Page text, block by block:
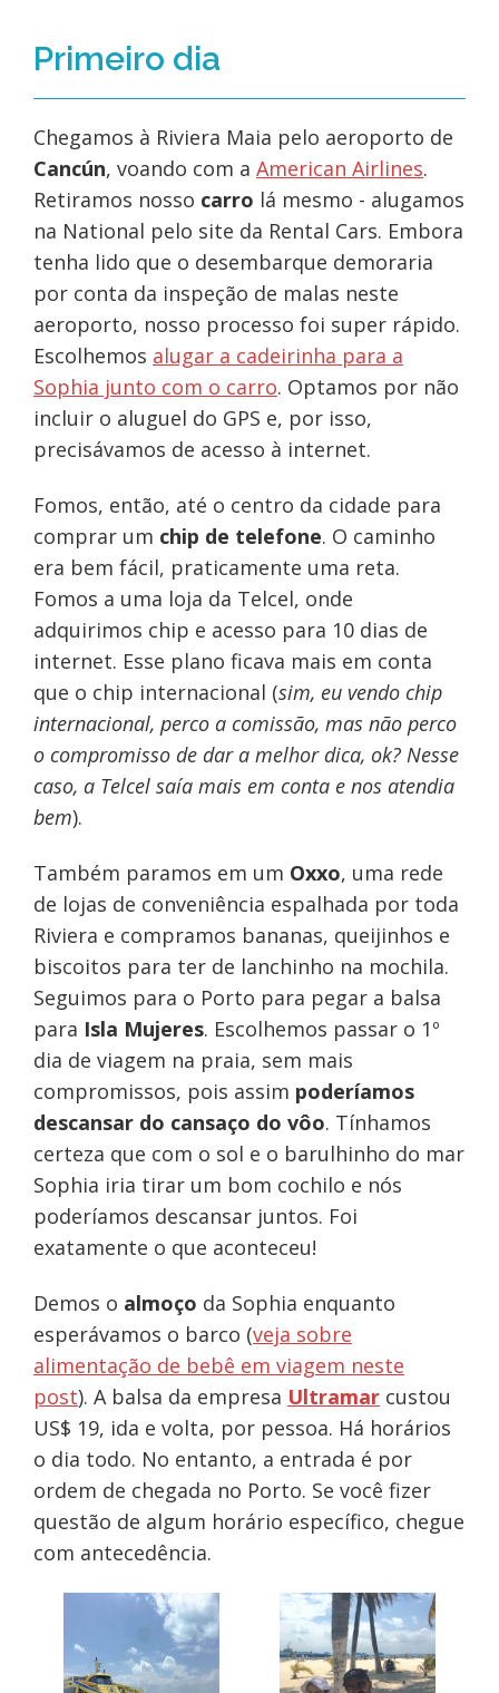
Primeiro dia
Chegamos à Riviera Maia pelo aeroporto de
Cancún, voando com a American Airlines.
Retiramos nosso carro lá mesmo - alugamos
na National pelo site da Rental Cars. Embora
tenha lido que o desembarque demoraria
por conta da inspeção de malas neste
aeroporto, nosso processo foi super rápido.
Escolhemos alugar a cadeirinha para a
Sophia junto com o carro. Optamos por não
incluir o aluguel do GPS e, por isso,
precisávamos de acesso à internet.
Fomos, então, até o centro da cidade para
comprar um chip de telefone. O caminho
era bem fácil, praticamente uma reta.
Fomos a uma loja da Telcel, onde
adquirimos chip e acesso para 10 dias de
internet. Esse plano ficava mais em conta
que o chip internacional (sim, eu vendo chip
internacional, perco a comissão, mas não perco
o compromisso de dar a melhor dica, ok? Nesse
caso, a Telcel saía mais em conta e nos atendia
bem).
Também paramos em um Oxxo, uma rede
de lojas de conveniência espalhada por toda
Riviera e compramos bananas, queijinhos e
biscoitos para ter de lanchinho na mochila.
Seguimos para o Porto para pegar a balsa
para Isla Mujeres. Escolhemos passar o 1º
dia de viagem na praia, sem mais
compromissos, pois assim poderíamos
descansar do cansaço do vôo. Tínhamos
certeza que com o sol e o barulhinho do mar
Sophia iria tirar um bom cochilo e nós
poderíamos descansar juntos. Foi
exatamente o que aconteceu!
Demos o almoço da Sophia enquanto
esperávamos o barco (veja sobre
alimentação de bebê em viagem neste
post). A balsa da empresa Ultramarcustou
US$ 19, ida e volta, por pessoa. Há horários
o dia todo. No entanto, a entrada é por
ordem de chegada no Porto. Se você fizer
questão de algum horário específico, chegue
com antecedência.